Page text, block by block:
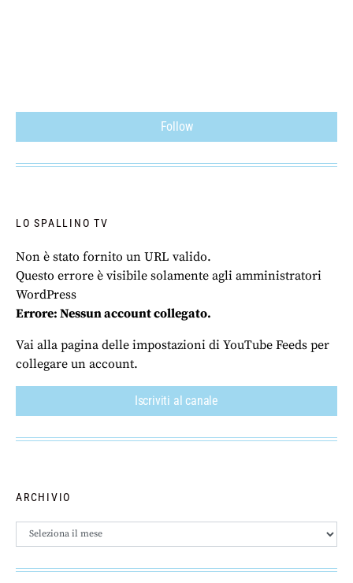
Follow
LO SPALLINO TV
Non è stato fornito un URL valido.
Questo errore è visibile solamente agli amministratori
WordPress
Errore: Nessun account collegato.
Vai alla pagina delle impostazioni di YouTube Feeds per
collegare un account.
Iscriviti al canale
ARCHIVIO
Archivio